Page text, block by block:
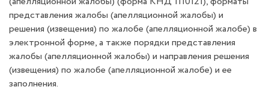
представления жалобы (апелляционной жалобы) и
решения (извещения) по жалобе (апелляционной жалобе) в
электронной форме, а также порядки представления
жалобы (апелляционной жалобы) и направления решения
(извещения) по жалобе (апелляционной жалобе) и ее
заполнения.